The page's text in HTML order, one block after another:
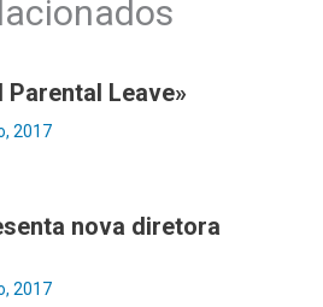
Parental Leave»
2017
nova diretora
2017